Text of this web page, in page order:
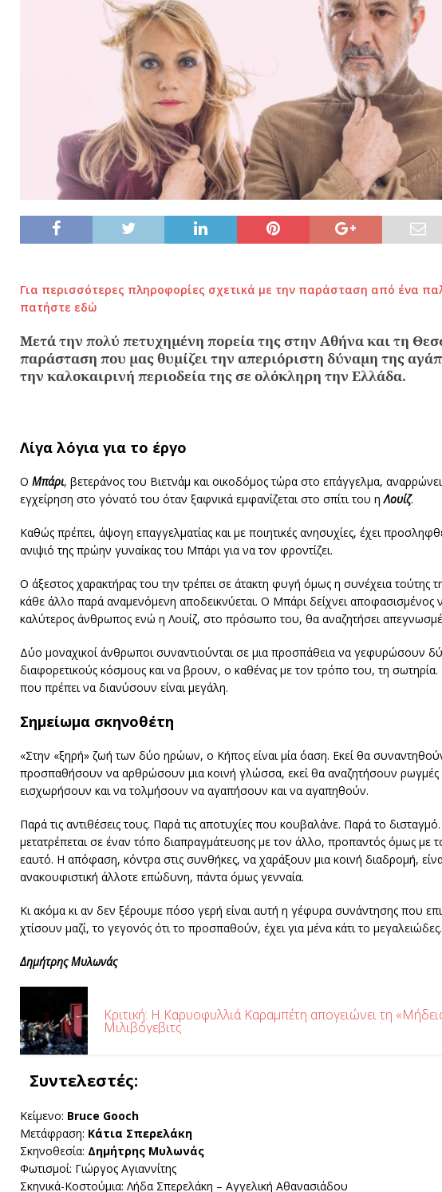
Για περισσότερες πληροφορίες σχετικά με την παράσταση από ένα
πατήστε εδώ
Μετά την πολύ πετυχημένη πορεία της στην Αθήνα και τη
παράσταση που μας θυμίζει την απεριόριστη δύναμη της
την καλοκαιρινή περιοδεία της σε ολόκληρη την Ελλάδα.
Λίγα λόγια για το έργο
Ο Μπάρι, βετεράνος του Βιετνάμ και οικοδόμος τώρα στο επάγγελμα,
εγχείρηση στο γόνατό του όταν ξαφνικά εμφανίζεται στο σπίτι του ηΛουίζ.
Καθώς πρέπει, άψογη επαγγελματίας και με ποιητικές ανησυχίες, έχει
ανιψιό της πρώην γυναίκας του Μπάρι για να τον φροντίζει.
Ο άξεστος χαρακτήρας του την τρέπει σε άτακτη φυγή όμως η συνέχεια τούτης
κάθε άλλο παρά αναμενόμενη αποδεικνύεται. Ο Μπάρι δείχνει αποφασισμένος
καλύτερος άνθρωπος ενώ η Λουίζ, στο πρόσωπο του, θα αναζητήσει
Δύο μοναχικοί άνθρωποι συναντιούνται σε μια προσπάθεια να γεφυρώσουν
διαφορετικούς κόσμους και να βρουν, ο καθένας με τον τρόπο του, τη
που πρέπει να διανύσουν είναι μεγάλη.
Σημείωμα σκηνοθέτη
«Στην «ξηρή» ζωή των δύο ηρώων, ο Κήπος είναι μία όαση. Εκεί θα
προσπαθήσουν να αρθρώσουν μια κοινή γλώσσα, εκεί θα αναζητήσουν ρωγμές
εισχωρήσουν και να τολμήσουν να αγαπήσουν και να αγαπηθούν.
Παρά τις αντιθέσεις τους. Παρά τις αποτυχίες που κουβαλάνε. Παρά το
μετατρέπεται σε έναν τόπο διαπραγμάτευσης με τον άλλο, προπαντός όμως με
εαυτό. Η απόφαση, κόντρα στις συνθήκες, να χαράξουν μια κοινή διαδρομή,
ανακουφιστική άλλοτε επώδυνη, πάντα όμως γενναία.
Κι ακόμα κι αν δεν ξέρουμε πόσο γερή είναι αυτή η γέφυρα συνάντησης που
χτίσουν μαζί, το γεγονός ότι το προσπαθούν, έχει για μένα κάτι το
Δημήτρης Μυλωνάς
Κριτική: Η Καρυοφυλλιά Καραμπέτη απογειώνει τη
Μιλιβόγεβιτς
Συντελεστές:
Κείμενο: Bruce Gooch
Μετάφραση: Κάτια Σπερελάκη
Σκηνοθεσία: Δημήτρης Μυλωνάς
Φωτισμοί: Γιώργος Αγιαννίτης
Σκηνικά-Κοστούμια: Λήδα Σπερελάκη – Αγγελική Αθανασιάδου